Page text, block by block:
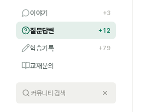
이야기 +3
질문답변 +12
학습기록 +79
교재문의